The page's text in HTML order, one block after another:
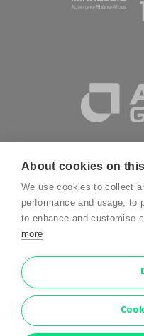
About cookies on
We use cookies to collect
performance and usage, to
to enhance and customise
more